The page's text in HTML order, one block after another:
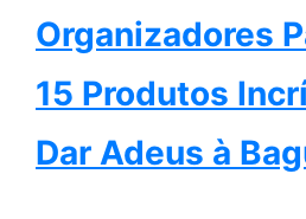
Organizadores
15 Produtos
Dar Adeus à